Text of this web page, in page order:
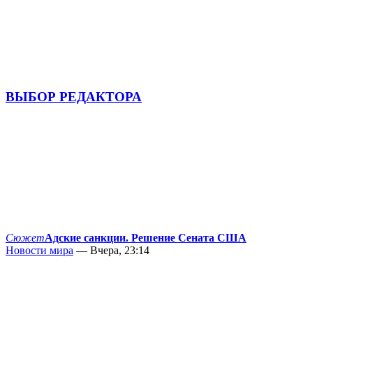
ВЫБОР РЕДАКТОРА
СюжетАдские санкции. Решение Сената США
Новости мира — Вчера, 23:14